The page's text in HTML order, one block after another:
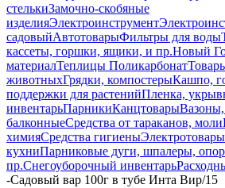
стелькиЗамочно-скобяные
изделияЭлектроинструмент
садовыйАвтотоварыФильтры для воды
кассеты, горшки, ящики, и пр.Новый
материалТеплицы Поликарбонат
животныхГрядки, компостерыКашпо,
поддержки для растенийПленка,
инвентарьПарникиКанцтовары
балконныеСредства от тараканов, моли
химияСредства гигиеныЭлектротовары
кухниПарниковые дуги, шпалеры,
пр.Снегоуборочный инвентарь
-Садовый вар 100г в тубе Инта Вир/15